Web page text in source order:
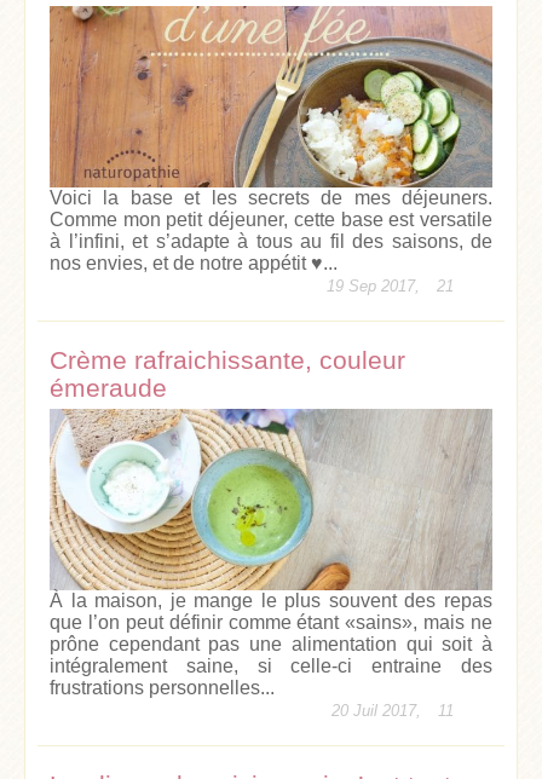
Voici la base et les secrets de mes déjeuners.
Comme mon petit déjeuner, cette base est versatile
à l’infini, et s’adapte à tous au fil des saisons, de
nos envies, et de notre appétit ♥...
19 Sep 2017, 21
Crème rafraichissante, couleur
émeraude
À la maison, je mange le plus souvent des repas
que l’on peut définir comme étant «sains», mais ne
prône cependant pas une alimentation qui soit à
intégralement saine, si celle-ci entraine des
frustrations personnelles...
20 Juil 2017, 11